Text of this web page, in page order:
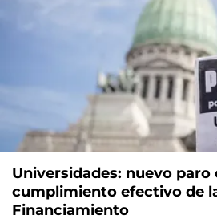
Universidades: nuevo paro
cumplimiento efectivo de
Financiamiento